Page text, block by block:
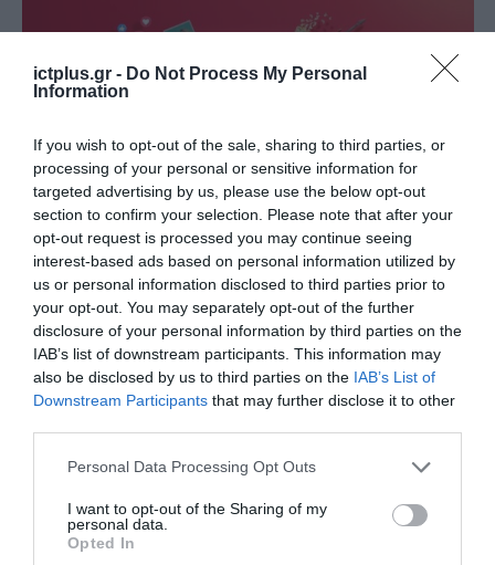
ictplus.gr - Do Not Process My Personal
Information
If you wish to opt-out of the sale, sharing to third parties, or
processing of your personal or sensitive information for
targeted advertising by us, please use the below opt-out
section to confirm your selection. Please note that after your
opt-out request is processed you may continue seeing
interest-based ads based on personal information utilized by
us or personal information disclosed to third parties prior to
your opt-out. You may separately opt-out of the further
disclosure of your personal information by third parties on the
IAB’s list of downstream participants. This information may
also be disclosed by us to third parties on the IAB’s List of
Downstream Participants that may further disclose it to other
Please note that this website/app uses one or more Google
not limited to your visit or usage behaviour. You may click to
grant or deny consent to Google and its third-party tags to
use your data for below specified purposes in below Google
Personal Data Processing Opt Outs
I want to opt-out of the Sharing of my
personal data.
Opted In
ΠΡΟΪΟΝΤΑ-ΥΠΗΡΕΣΙΕΣ
HUAWEI AppGallery: Kατεβάστε
εφαρμογές και κερδίστε
φανταστικά δώρα HUAWEI.
Δοκιμάστε την τύχη σας!
15.10.2020